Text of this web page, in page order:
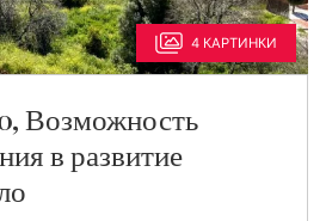
4 КАРТИНКИ
Возможность
в развитие